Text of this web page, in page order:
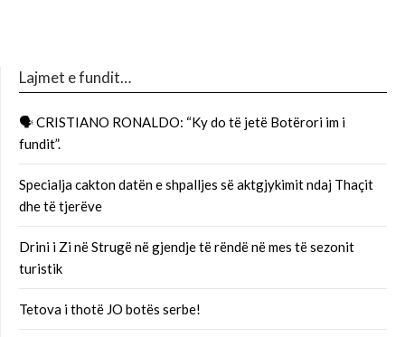
Lajmet e fundit…
🗣 CRISTIANO RONALDO: “Ky do të jetë Botërori im i
fundit”.
Specialja cakton datën e shpalljes së aktgjykimit ndaj Thaçit
dhe të tjerëve
Drini i Zi në Strugë në gjendje të rëndë në mes të sezonit
turistik
Tetova i thotë JO botës serbe!